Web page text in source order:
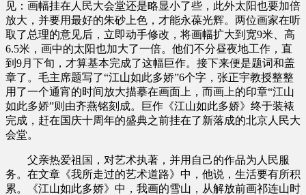
见：画幅挂在人民大会堂还是略显小了些，此外太阳也要加倍
放大，并要用最好的朱砂上色，才能永葆光辉。两位画家在听
取了总理的意见后，立即动手修改，将画幅扩大到宽9米、高
6.5米，画中的太阳也加大了一倍。他们不分昼夜地工作，直
到9月下旬，才算基本完成了这幅巨作。接下来便是题词和盖
章了。毛主席题写了“江山如此多娇”6个字，张正宇教授整整
用了一个通宵的时间放大描摹在画面上，而画上的印章“江山
如此多娇”则由齐燕铭刻成。巨作《江山如此多娇》终于装裱
完成，赶在国庆十周年的盛典之前挂在了新落成的北京人民大
会堂。
父亲热爱祖国，对艺术执著，并用自己的作品为人民服
务。在文章《我所走过的艺术道路》中，他说，生活要有所积
累。《江山如此多娇》中，我画的雪山，从解放前画祁连山时